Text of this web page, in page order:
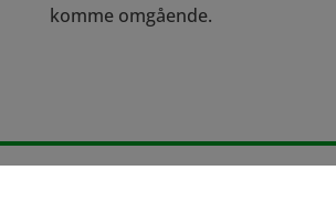
komme omgående.